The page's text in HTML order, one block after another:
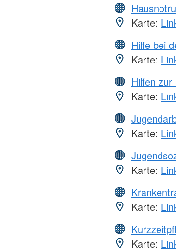
Karte:
Hilfe bei
Karte:
Hilfen zur
Karte:
Karte:
Karte:
Karte:
Karte: